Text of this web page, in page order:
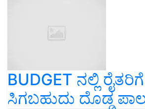
BUDGET ನಲ್ಲಿ ರೈತರಿಗೆ
ಸಿಗಬಹುದು ದೊಡ್ಡ